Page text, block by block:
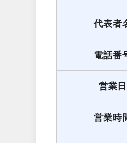
代表者
電話番
営業日
営業時